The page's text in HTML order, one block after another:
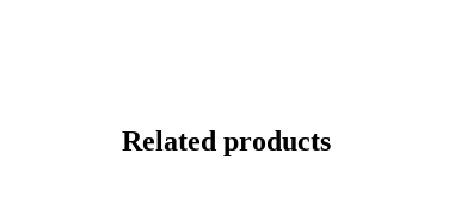
Related products